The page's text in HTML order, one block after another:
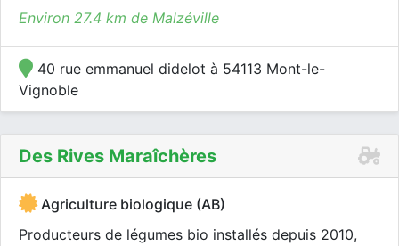
Environ 27.4 km de Malzéville
40 rue emmanuel didelot à 54113 Mont-le-
Vignoble
Des Rives Maraîchères
Agriculture biologique (AB)
Producteurs de légumes bio installés depuis 2010,